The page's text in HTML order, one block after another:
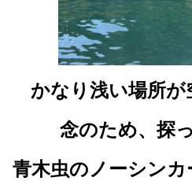
かなり浅い場所
念のため、探
青木虫のノーシン